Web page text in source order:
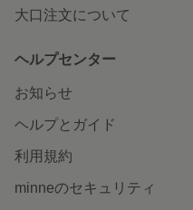
大口注文について
ヘルプセンター
お知らせ
ヘルプとガイド
利用規約
minneのセキュリティ